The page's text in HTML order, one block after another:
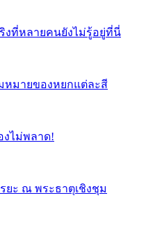
งที่หลายคนยังไม่รู้อยู่ที่นี่
หมายของหยกแต่ละสี
งไม่พลาด!
ยะ ณ พระธาตุเชิงชุม